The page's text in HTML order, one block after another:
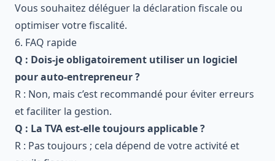
Vous souhaitez déléguer la déclaration fiscale ou
optimiser votre fiscalité.
6. FAQ rapide
Q : Dois-je obligatoirement utiliser un logiciel
pour auto-entrepreneur ?
R : Non, mais c’est recommandé pour éviter erreurs
et faciliter la gestion.
Q : La TVA est-elle toujours applicable ?
R : Pas toujours ; cela dépend de votre activité et